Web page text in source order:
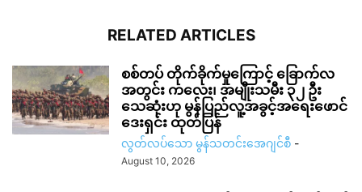
RELATED ARTICLES
စစ်တပ် တိုက်ခိုက်မှုကြောင့် ခြောက်လ
အတွင်း ကလေး၊ အမျိုးသမီး ၃၂ ဦး
သေဆုံးဟု မွန်ပြည်လူ့အခွင့်အရေးဖောင်
ဒေးရှင်း ထုတ်ပြန်
လွတ်လပ်သော မွန်သတင်းအေဂျင်စီ -
August 10, 2026